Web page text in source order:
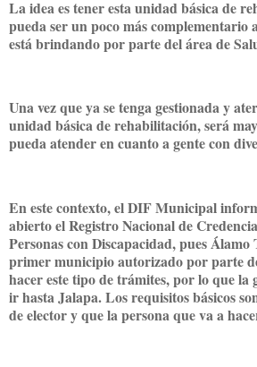
La idea es tener esta unidad básica de
pueda ser un poco más complementario
está brindando por parte del área de
Una vez que ya se tenga gestionada y
unidad básica de rehabilitación, será
pueda atender en cuanto a gente con
En este contexto, el DIF Municipal
abierto el Registro Nacional de
Personas con Discapacidad, pues Álamo
primer municipio autorizado por parte
hacer este tipo de trámites, por lo que la
ir hasta Jalapa. Los requisitos básicos
de elector y que la persona que va a